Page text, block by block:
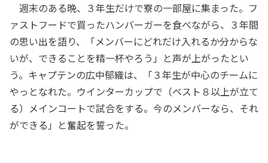
週末のある晩、３年生だけで寮の一部屋に集まった。フ
ァストフードで買ったハンバーガーを食べながら、３年間
の思い出を語り、「メンバーにどれだけ入れるか分からな
いが、できることを精一杯やろう」と声が上がったとい
う。キャプテンの広中郁織は、「３年生が中心のチームに
やっとなれた。ウインターカップで（ベスト８以上が立て
る）メインコートで試合をする。今のメンバーなら、それ
ができる」と奮起を誓った。